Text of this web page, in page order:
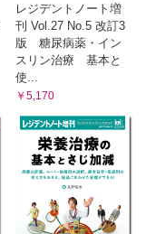
レジデントノート増
刊 Vol.27 No.5 改訂3
版 糖尿病薬・イン
スリン治療 基本と
使...
￥5,170